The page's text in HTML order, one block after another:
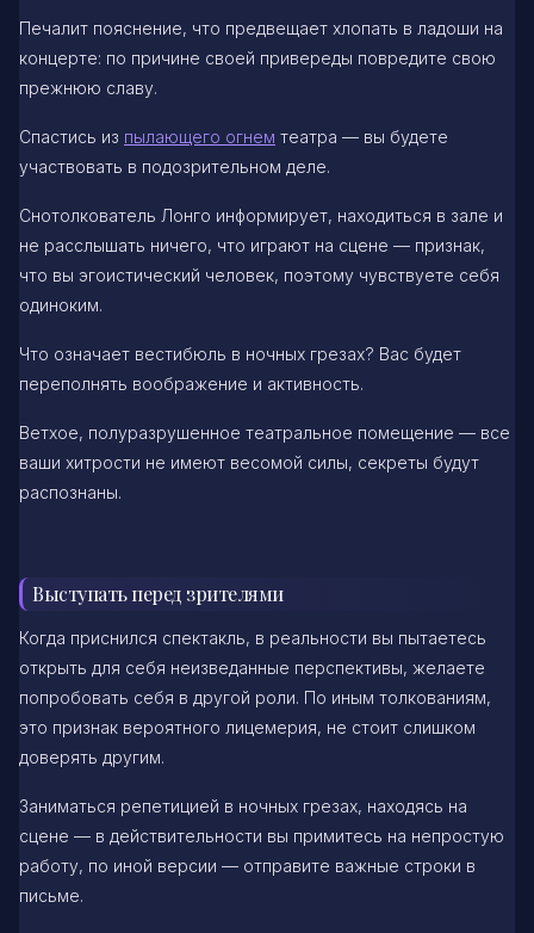
Печалит пояснение, что предвещает хлопать в ладоши на
концерте: по причине своей привереды повредите свою
прежнюю славу.
Спастись из пылающего огнем театра — вы будете
участвовать в подозрительном деле.
Снотолкователь Лонго информирует, находиться в зале и
не расслышать ничего, что играют на сцене — признак,
что вы эгоистический человек, поэтому чувствуете себя
одиноким.
Что означает вестибюль в ночных грезах? Вас будет
переполнять воображение и активность.
Ветхое, полуразрушенное театральное помещение — все
ваши хитрости не имеют весомой силы, секреты будут
распознаны.
Выступать перед зрителями
Когда приснился спектакль, в реальности вы пытаетесь
открыть для себя неизведанные перспективы, желаете
попробовать себя в другой роли. По иным толкованиям,
это признак вероятного лицемерия, не стоит слишком
доверять другим.
Заниматься репетицией в ночных грезах, находясь на
сцене — в действительности вы примитесь на непростую
работу, по иной версии — отправите важные строки в
письме.